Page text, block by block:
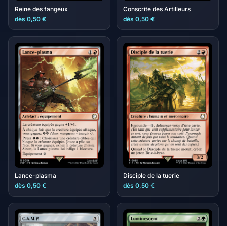
Reine des fangeux
dès 0,50 €
Conscrite des Artilleurs
dès 0,50 €
Lance-plasma
dès 0,50 €
Disciple de la tuerie
dès 0,50 €